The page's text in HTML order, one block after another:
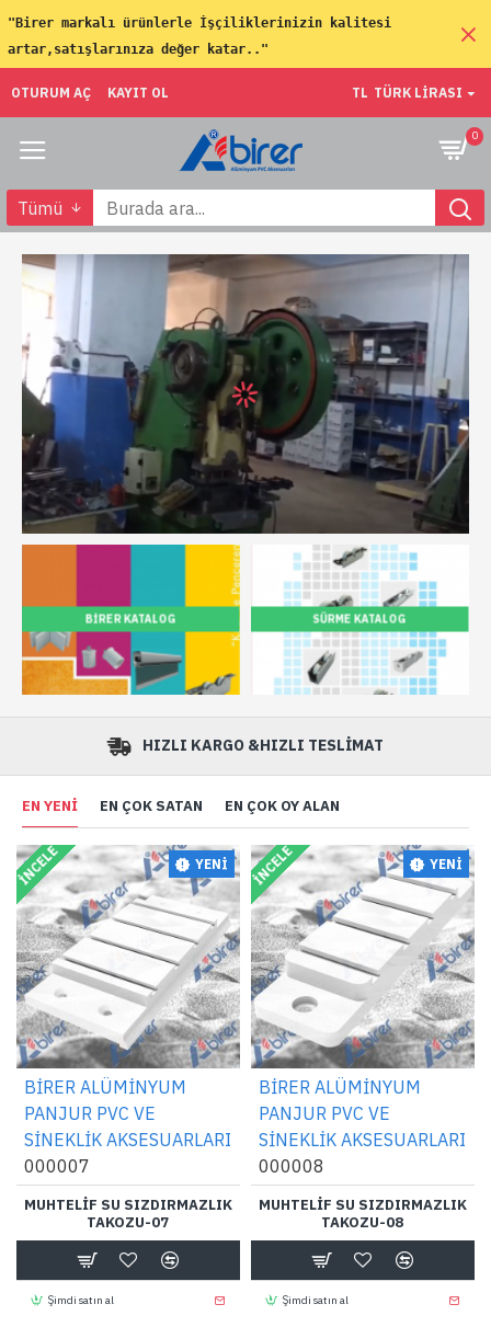
"Birer markalı ürünlerle İşçiliklerinizin kalitesi
artar,satışlarınıza değer katar.."
OTURUM AÇ KAYIT OL TL TÜRK LIRASI
0
Tümü
BIRER KATALOG SÜRME KATALOG
HIZLI KARGO &HIZLI TESLİMAT
EN YENI EN ÇOK SATAN EN ÇOK OY ALAN
YENI
İNCELE
BİRER ALÜMİNYUM
PANJUR PVC VE
SİNEKLİK AKSESUARLARI
000007
MUHTELİF SU SIZDIRMAZLIK
TAKOZU-07
Şimdi satın al
YENI
İNCELE
BİRER ALÜMİNYUM
PANJUR PVC VE
SİNEKLİK AKSESUARLARI
000008
MUHTELİF SU SIZDIRMAZLIK
TAKOZU-08
Şimdi satın al